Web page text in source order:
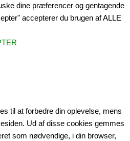
dine præferencer og gentagende
accepterer du brugen af ​​ALLE
til at forbedre din oplevelse, mens
Ud af disse cookies gemmes
som nødvendige, i din browser,